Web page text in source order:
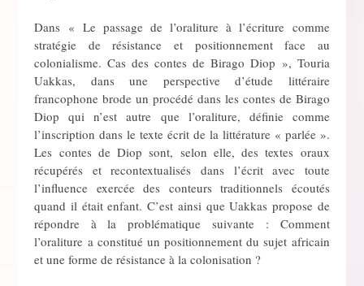
Dans « Le passage de l’oraliture à l’écriture comme
stratégie de résistance et positionnement face au
colonialisme. Cas des contes de Birago Diop », Touria
Uakkas, dans une perspective d’étude littéraire
francophone brode un procédé dans les contes de Birago
Diop qui n’est autre que l’oraliture, définie comme
l’inscription dans le texte écrit de la littérature « parlée ».
Les contes de Diop sont, selon elle, des textes oraux
récupérés et recontextualisés dans l’écrit avec toute
l’influence exercée des conteurs traditionnels écoutés
quand il était enfant. C’est ainsi que Uakkas propose de
répondre à la problématique suivante : Comment
l’oraliture a constitué un positionnement du sujet africain
et une forme de résistance à la colonisation ?